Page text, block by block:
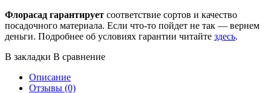
Флорасад гарантирует соответствие сортов и качество
посадочного материала. Если что-то пойдет не так — вернем
деньги. Подробнее об условиях гарантии читайте здесь.
В закладки В сравнение
Описание
Отзывы (0)